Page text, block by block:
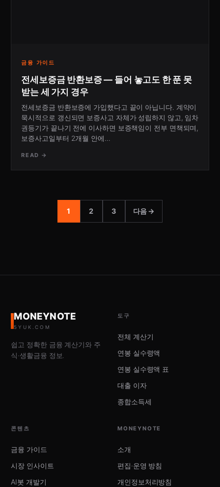
금융 가이드
전세보증금 반환보증 — 들어 놓고도 한 푼 못
받는 세 가지 경우
전세보증금 반환보증에 가입했다고 끝이 아닙니다. 계약이
묵시적으로 갱신되면 보증사고 자체가 성립하지 않고, 임차
권등기가 끝나기 전에 이사하면 보증책임이 전부 면책되며,
보증사고일부터 2개월 안에…
READ →
1 2 3 다음 →
MONEYNOTE
5YUK.COM
쉽고 정확한 금융 계산기와 주
식·생활금융 정보.
도구
전체 계산기
연봉 실수령액
연봉 실수령액 표
대출 이자
종합소득세
콘텐츠
금융 가이드
시장 인사이트
AI봇 개발기
MONEYNOTE
소개
편집·운영 방침
개인정보처리방침